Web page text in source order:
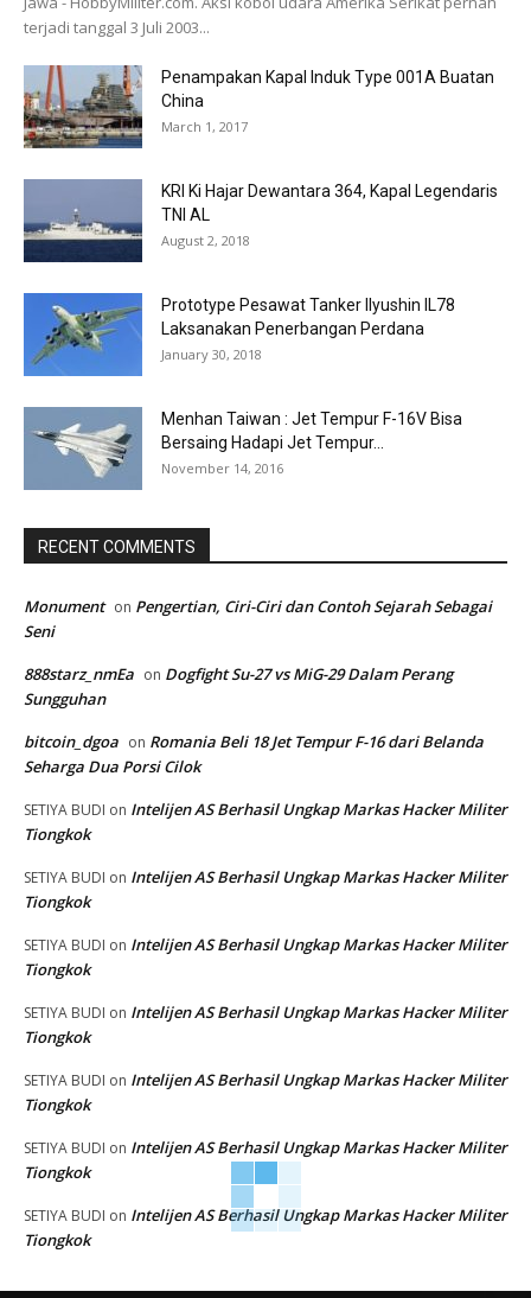
terjadi tanggal 3 Juli 2003...
Penampakan Kapal Induk Type 001A Buatan
China
March 1, 2017
KRI Ki Hajar Dewantara 364, Kapal Legendaris
TNI AL
August 2, 2018
Prototype Pesawat Tanker Ilyushin IL78
Laksanakan Penerbangan Perdana
January 30, 2018
Menhan Taiwan : Jet Tempur F-16V Bisa
Bersaing Hadapi Jet Tempur...
November 14, 2016
RECENT COMMENTS
Monument on Pengertian, Ciri-Ciri dan Contoh Sejarah Sebagai
Seni
888starz_nmEa on Dogfight Su-27 vs MiG-29 Dalam Perang
Sungguhan
bitcoin_dgoa on Romania Beli 18 Jet Tempur F-16 dari Belanda
Seharga Dua Porsi Cilok
SETIYA BUDI on Intelijen AS Berhasil Ungkap Markas Hacker Militer
Tiongkok
SETIYA BUDI on Intelijen AS Berhasil Ungkap Markas Hacker Militer
Tiongkok
SETIYA BUDI on Intelijen AS Berhasil Ungkap Markas Hacker Militer
Tiongkok
SETIYA BUDI on Intelijen AS Berhasil Ungkap Markas Hacker Militer
Tiongkok
SETIYA BUDI on Intelijen AS Berhasil Ungkap Markas Hacker Militer
Tiongkok
SETIYA BUDI on Intelijen AS Berhasil Ungkap Markas Hacker Militer
Tiongkok
SETIYA BUDI on Intelijen AS Berhasil Ungkap Markas Hacker Militer
Tiongkok